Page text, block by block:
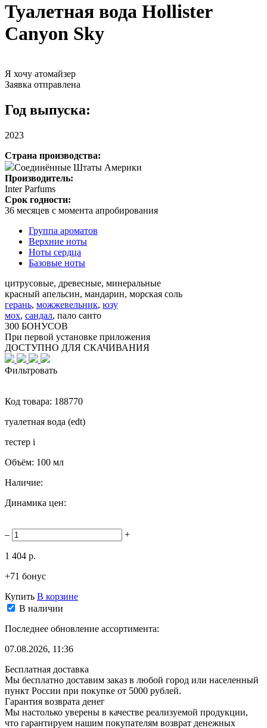
Туалетная вода Hollister
Canyon Sky
Я хочу атомайзер
Заявка отправлена
Год выпуска:
2023
Страна производства:
Соединённые Штаты Америки
Производитель:
Inter Parfums
Срок годности:
36 месяцев с момента апробирования
Группа ароматов
Верхние ноты
Ноты сердца
Базовые ноты
цитрусовые, древесные, минеральные
красный апельсин, мандарин, морская соль
герань, можжевельник, юзу
мох, сандал, пало санто
300 БОНУСОВ
При первой установке приложения
ДОСТУПНО ДЛЯ СКАЧИВАНИЯ
Фильтровать
Код товара: 188770
туалетная вода (edt)
тестер i
Объём: 100 мл
Наличие:
Динамика цен:
– +
1 404 р.
+71 бонус
Купить В корзине
В наличии
Последнее обновление ассортимента:
07.08.2026, 11:36
Бесплатная доставка
Мы бесплатно доставим заказ в любой город или населенный
пункт России при покупке от 5000 рублей.
Гарантия возврата денег
Мы настолько уверены в качестве реализуемой продукции,
что гарантируем нашим покупателям возврат денежных